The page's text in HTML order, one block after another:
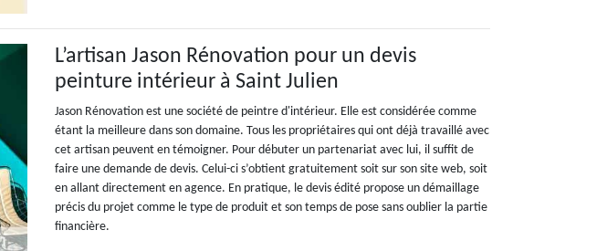
L’artisan Jason Rénovation pour un devis
peinture intérieur à Saint Julien
Jason Rénovation est une société de peintre d'intérieur. Elle est considérée comme
étant la meilleure dans son domaine. Tous les propriétaires qui ont déjà travaillé avec
cet artisan peuvent en témoigner. Pour débuter un partenariat avec lui, il suffit de
faire une demande de devis. Celui-ci s’obtient gratuitement soit sur son site web, soit
en allant directement en agence. En pratique, le devis édité propose un démaillage
précis du projet comme le type de produit et son temps de pose sans oublier la partie
financière.